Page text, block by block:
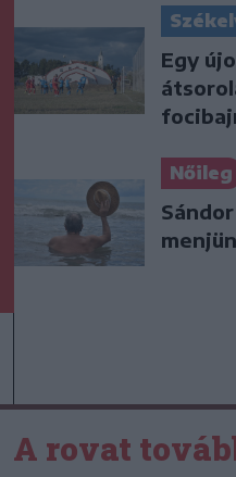
Egy
Nőileg
A rovat